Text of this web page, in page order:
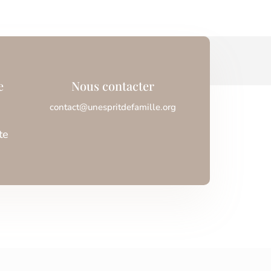
Nous contacter
contact@unespritdefamille.org